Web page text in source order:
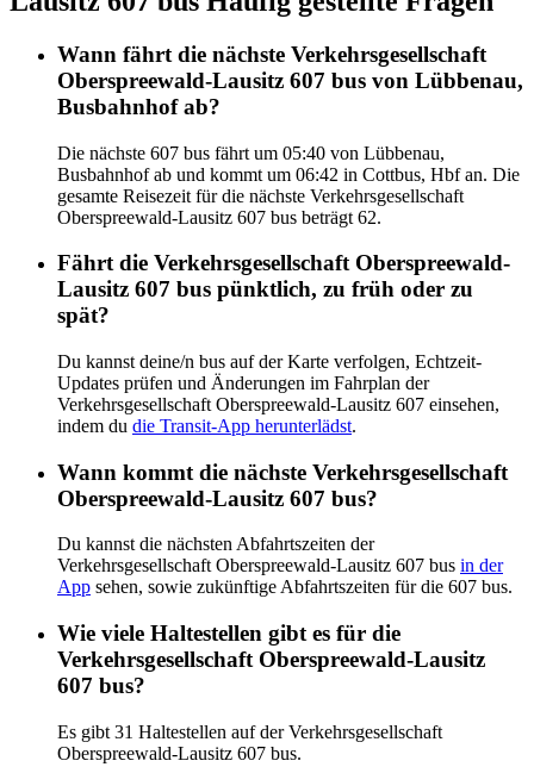
Wann fährt die nächste Verkehrsgesellschaft
Oberspreewald-Lausitz 607 bus von Lübbenau,
Busbahnhof ab?
Die nächste 607 bus fährt um 05:40 von Lübbenau,
Busbahnhof ab und kommt um 06:42 in Cottbus, Hbf an. Die
gesamte Reisezeit für die nächste Verkehrsgesellschaft
Oberspreewald-Lausitz 607 bus beträgt 62.
Fährt die Verkehrsgesellschaft Oberspreewald-
Lausitz 607 bus pünktlich, zu früh oder zu
spät?
Du kannst deine/n bus auf der Karte verfolgen, Echtzeit-
Updates prüfen und Änderungen im Fahrplan der
Verkehrsgesellschaft Oberspreewald-Lausitz 607 einsehen,
indem du die Transit-App herunterlädst.
Wann kommt die nächste Verkehrsgesellschaft
Oberspreewald-Lausitz 607 bus?
Du kannst die nächsten Abfahrtszeiten der
Verkehrsgesellschaft Oberspreewald-Lausitz 607 bus in der
App sehen, sowie zukünftige Abfahrtszeiten für die 607 bus.
Wie viele Haltestellen gibt es für die
Verkehrsgesellschaft Oberspreewald-Lausitz
607 bus?
Es gibt 31 Haltestellen auf der Verkehrsgesellschaft
Oberspreewald-Lausitz 607 bus.